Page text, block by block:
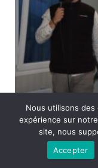
Nous utilisons des
expérience sur
site, nous
Accepter